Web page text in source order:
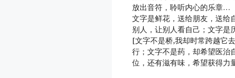
放出音符，聆听内心的乐章…
文字是鲜花，送给朋友，送给
别人，让别人看自己；文字
[文字不是桥,我却时常跨越它
行；文字不是药，却希望医治
位，还有滋有味，希望获得力